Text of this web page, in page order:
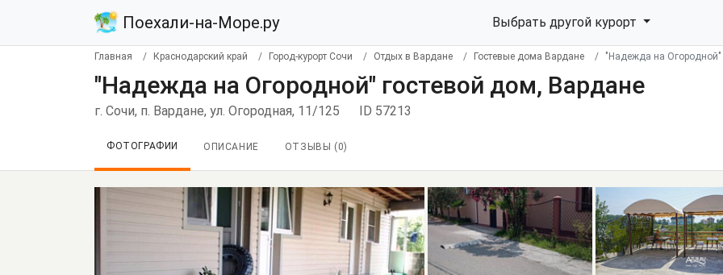
Поехали-на-Море.ру Выбрать другой курорт
Главная Краснодарский край Город-курорт Сочи Отдых в Вардане Гостевые дома Вардане "Надежда на
"Надежда на Огородной" гостевой дом, Вардане
г. Сочи, п. Вардане, ул. Огородная, 11/125 ID 57213
ФОТОГРАФИИ ОПИСАНИЕ ОТЗЫВЫ ( 0)